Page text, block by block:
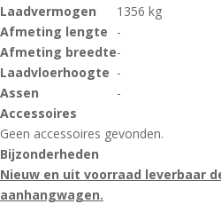
Laadvermogen
1356 kg
Afmeting lengte
-
Afmeting breedte-
Laadvloerhoogte -
Assen
-
Accessoires
Geen accessoires gevonden.
Bijzonderheden
Nieuw en uit voorraad leverbaar
aanhangwagen.